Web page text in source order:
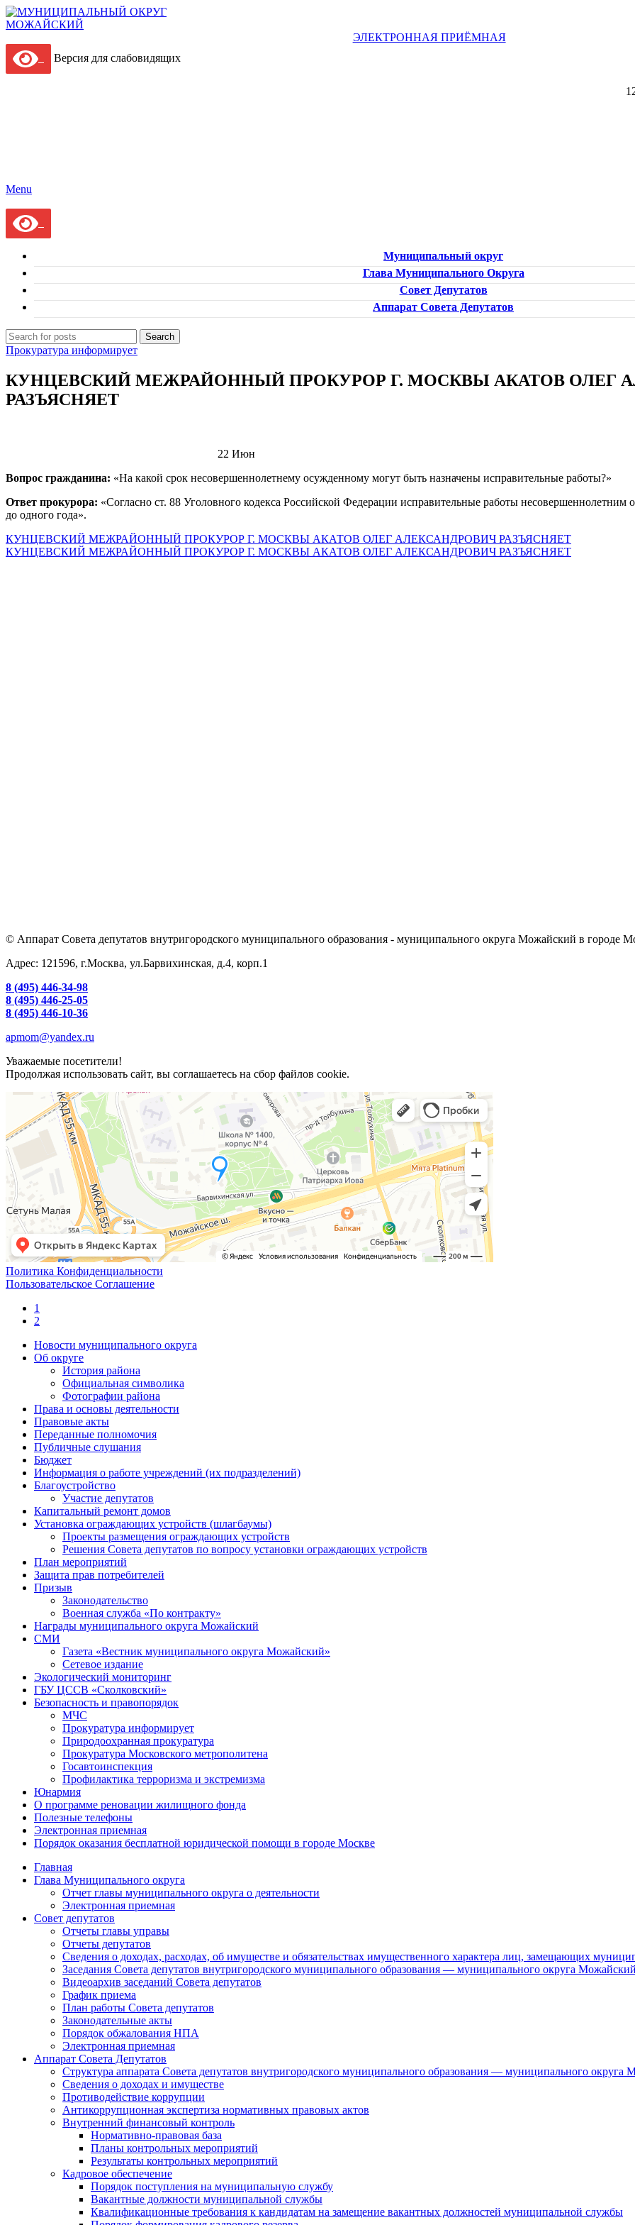
ЭЛЕКТРОННАЯ ПРИЁМНАЯ
Версия для слабовидящих
Menu
Муниципальный округ
Глава Муниципального Округа
Совет Депутатов
Аппарат Совета Депутатов
Search
Прокуратура информирует
КУНЦЕВСКИЙ МЕЖРАЙОННЫЙ ПРОКУРОР Г. МОСКВЫ АКАТОВ ОЛЕГ
РАЗЪЯСНЯЕТ
22 Июн
Вопрос гражданина: «На какой срок несовершеннолетнему осужденному могут быть назначены исправительные работы?»
Ответ прокурора: «Согласно ст. 88 Уголовного кодекса Российской Федерации исправительные работы
до одного года».
КУНЦЕВСКИЙ МЕЖРАЙОННЫЙ ПРОКУРОР Г. МОСКВЫ АКАТОВ ОЛЕГ АЛЕКСАНДРОВИЧ РАЗЪЯСНЯЕТ
КУНЦЕВСКИЙ МЕЖРАЙОННЫЙ ПРОКУРОР Г. МОСКВЫ АКАТОВ ОЛЕГ АЛЕКСАНДРОВИЧ РАЗЪЯСНЯЕТ
© Аппарат Совета депутатов внутригородского муниципального образования - муниципального округа Можайский в городе
Адрес: 121596, г.Москва, ул.Барвихинская, д.4, корп.1
8 (495) 446-34-98
8 (495) 446-25-05
8 (495) 446-10-36
apmom@yandex.ru
Уважаемые посетители!
Продолжая использовать сайт, вы соглашаетесь на сбор файлов cookie.
Политика Конфиденциальности
Пользовательское Соглашение
1
2
Новости муниципального округа
Об округе
История района
Официальная символика
Фотографии района
Права и основы деятельности
Правовые акты
Переданные полномочия
Публичные слушания
Бюджет
Информация о работе учреждений (их подразделений)
Благоустройство
Участие депутатов
Капитальный ремонт домов
Установка ограждающих устройств (шлагбаумы)
Проекты размещения ограждающих устройств
Решения Совета депутатов по вопросу установки ограждающих устройств
План мероприятий
Защита прав потребителей
Призыв
Законодательство
Военная служба «По контракту»
Награды муниципального округа Можайский
СМИ
Газета «Вестник муниципального округа Можайский»
Сетевое издание
Экологический мониторинг
ГБУ ЦССВ «Сколковский»
Безопасность и правопорядок
МЧС
Прокуратура информирует
Природоохранная прокуратура
Прокуратура Московского метрополитена
Госавтоинспекция
Профилактика терроризма и экстремизма
Юнармия
О программе реновации жилищного фонда
Полезные телефоны
Электронная приемная
Порядок оказания бесплатной юридической помощи в городе Москве
Главная
Глава Муниципального округа
Отчет главы муниципального округа о деятельности
Электронная приемная
Совет депутатов
Отчеты главы управы
Отчеты депутатов
Сведения о доходах, расходах, об имуществе и обязательствах имущественного характера лиц, замещающих
Заседания Совета депутатов внутригородского муниципального образования — муниципального округа
Видеоархив заседаний Совета депутатов
График приема
План работы Совета депутатов
Законодательные акты
Порядок обжалования НПА
Электронная приемная
Аппарат Совета Депутатов
Структура аппарата Совета депутатов внутригородского муниципального образования — муниципального
Сведения о доходах и имуществе
Противодействие коррупции
Антикоррупционная экспертиза нормативных правовых актов
Внутренний финансовый контроль
Нормативно-правовая база
Планы контрольных мероприятий
Результаты контрольных мероприятий
Кадровое обеспечение
Порядок поступления на муниципальную службу
Вакантные должности муниципальной службы
Квалификационные требования к кандидатам на замещение вакантных должностей муниципальной службы